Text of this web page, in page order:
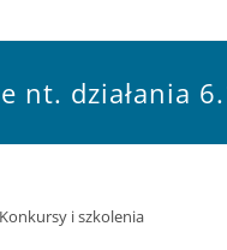
nt. działania
Konkursy i szkolenia